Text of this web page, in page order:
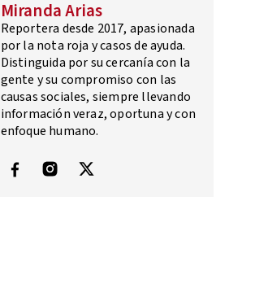
Miranda Arias
Reportera desde 2017, apasionada
por la nota roja y casos de ayuda.
Distinguida por su cercanía con la
gente y su compromiso con las
causas sociales, siempre llevando
información veraz, oportuna y con
enfoque humano.